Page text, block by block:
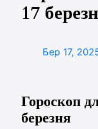
17
Бер 17,
Гороскоп
березня